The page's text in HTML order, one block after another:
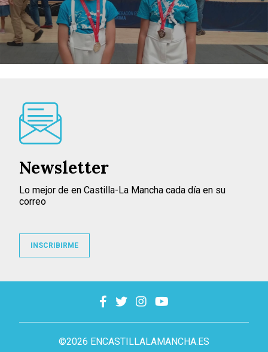
©2026 ENCASTILLALAMANCHA.ES
Newsletter
Lo mejor de en Castilla-La Mancha cada día en su
correo
INSCRIBIRME